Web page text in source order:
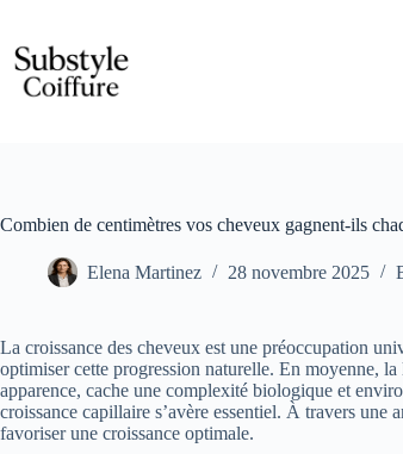
contenu
Combien de centimètres vos cheveux gagnent-ils
Elena Martinez 28 novembre 2025
La croissance des cheveux est une préoccupation
optimiser cette progression naturelle. En moyenne,
apparence, cache une complexité biologique et
croissance capillaire s’avère essentiel. À travers
favoriser une croissance optimale.